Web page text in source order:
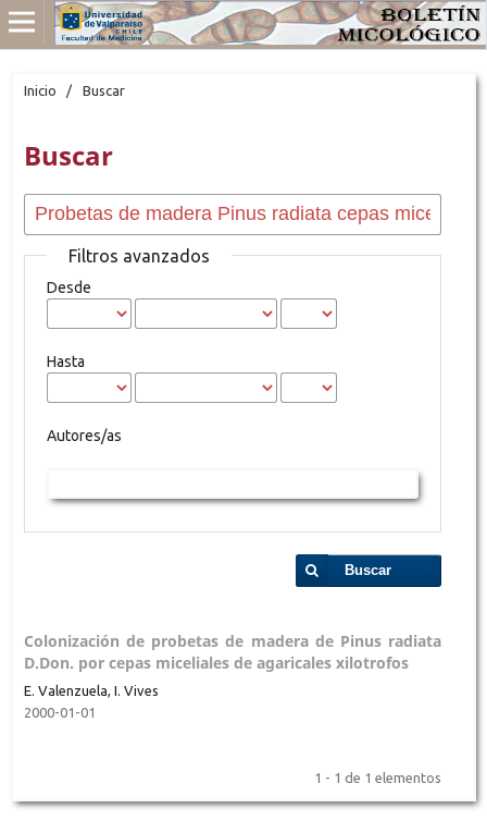
Inicio / Buscar
Buscar
Filtros avanzados
Desde
Hasta
Autores/as
Buscar
Colonización de probetas de madera de Pinus radiata
D.Don. por cepas miceliales de agaricales xilotrofos
E. Valenzuela, I. Vives
2000-01-01
1 - 1 de 1 elementos